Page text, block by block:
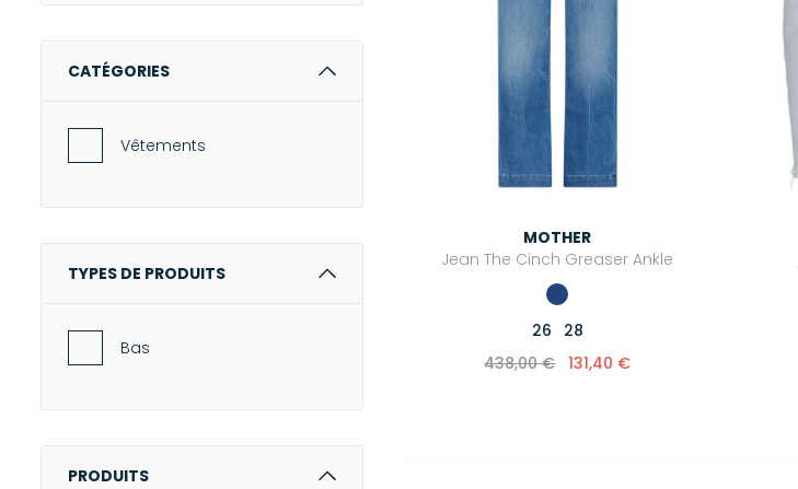
Mexicana
Newtone
Roseanna
CATÉGORIES
Vêtements
TYPES DE PRODUITS
Bas
PRODUITS
MOTHER
Jean The Cinch Greaser Ankle
26
28
438,00 € 131,40 €